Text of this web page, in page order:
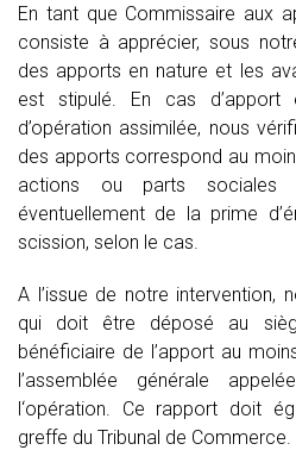
En tant que Commissaire aux
consiste à apprécier, sous
des apports en nature et les
est stipulé. En cas
d’opération assimilée, nous
des apports correspond au
actions ou parts sociales
éventuellement de la prime
scission, selon le cas.
A l’issue de notre intervention,
qui doit être déposé au
bénéficiaire de l’apport au
l’assemblée générale
l‘opération. Ce rapport doit
greffe du Tribunal de Commerce.